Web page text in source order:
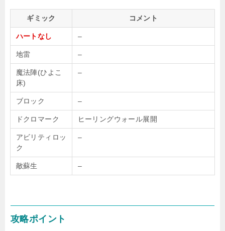
ギミック コメント
ハートなし –
地雷 –
魔法陣(ひよこ
床)
–
ブロック –
ドクロマーク ヒーリングウォール展開
アビリティロッ
ク
–
敵蘇生 –
攻略ポイント